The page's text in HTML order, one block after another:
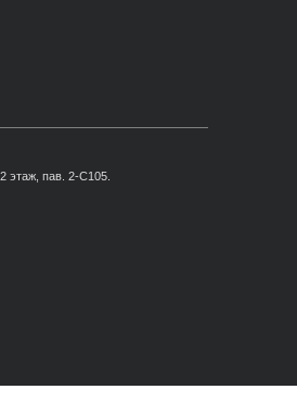
этаж, пав. 2-С105.